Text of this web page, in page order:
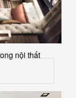
nội thất